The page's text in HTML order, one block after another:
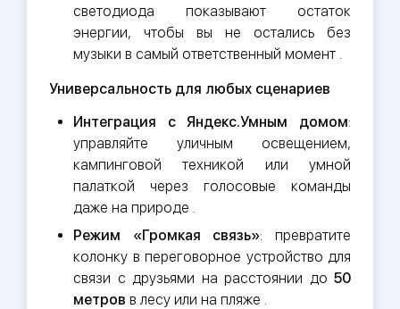
светодиода показывают остаток
энергии, чтобы вы не остались без
музыки в самый ответственный момент .
Универсальность для любых сценариев
Интеграция с Яндекс.Умным домом:
управляйте уличным освещением,
кампинговой техникой или умной
палаткой через голосовые команды
даже на природе .
Режим «Громкая связь»: превратите
колонку в переговорное устройство для
связи с друзьями на расстоянии до 50
метров в лесу или на пляже .